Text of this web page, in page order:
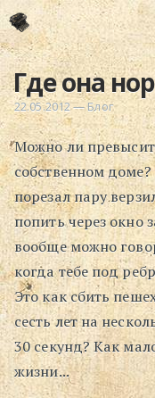
Где она
22.05.2012—Блог
Можно ли
собственном доме?
порезал пару
попить через окно
вообще можно
когда тебе под
Это как сбить
сесть лет на
30 секунд? Как
жизни...